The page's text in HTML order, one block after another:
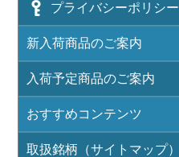
プライバシーポリシー
新入荷商品のご案内
入荷予定商品のご案内
おすすめコンテンツ
取扱銘柄（サイトマップ）